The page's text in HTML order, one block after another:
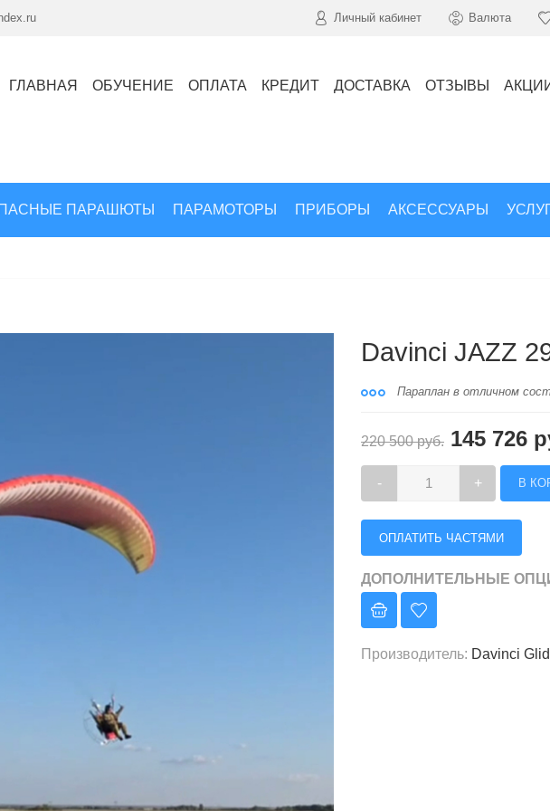
Личный кабинет Валюта
ГЛАВНАЯ ОБУЧЕНИЕ ОПЛАТА КРЕДИТ ДОСТАВКА ОТЗЫВЫ
ПАРАШЮТЫ ПАРАМОТОРЫ ПРИБОРЫ АКСЕССУАРЫ
Davinci JAZZ
Параплан в отличном
220 500 руб. 145 726
- +
ОПЛАТИТЬ ЧАСТЯМИ
ДОПОЛНИТЕЛЬНЫЕ
Производитель: Davinci